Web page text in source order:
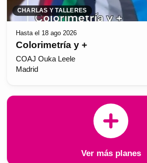
CHARLAS Y TALLERES
Hasta el 18 ago 2026
Colorimetría y +
COAJ Ouka Leele
Madrid
Ver más planes